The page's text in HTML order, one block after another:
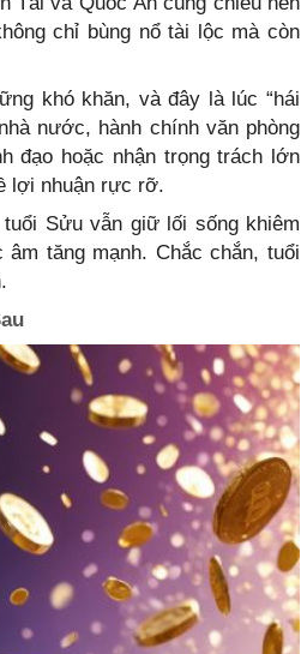
chỉ bùng nổ tài lộc mà còn
khó khăn, và đây là lúc “hái
nước, hành chính văn phòng
đạo hoặc nhận trọng trách lớn
lợi nhuận rực rỡ.
Sửu vẫn giữ lối sống khiêm
tăng mạnh. Chắc chắn, tuổi